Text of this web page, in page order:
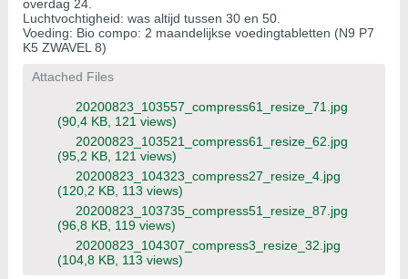
overdag 24.
Luchtvochtigheid: was altijd tussen 30 en 50.
Voeding: Bio compo: 2 maandelijkse voedingtabletten (N9 P7
K5 ZWAVEL 8)
Attached Files
20200823_103557_compress61_resize_71.jpg
(90,4 KB, 121 views)
20200823_103521_compress61_resize_62.jpg
(95,2 KB, 121 views)
20200823_104323_compress27_resize_4.jpg
(120,2 KB, 113 views)
20200823_103735_compress51_resize_87.jpg
(96,8 KB, 119 views)
20200823_104307_compress3_resize_32.jpg
(104,8 KB, 113 views)